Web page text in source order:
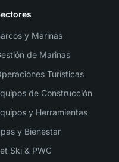
y Marinas
de Marinas
Turísticas
de Construcción
y Herramientas
y Bienestar
Ski & PWC